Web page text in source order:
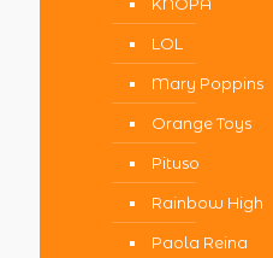
LOL
Mary Poppins
Orange Toys
Pituso
Rainbow High
Paola Reina